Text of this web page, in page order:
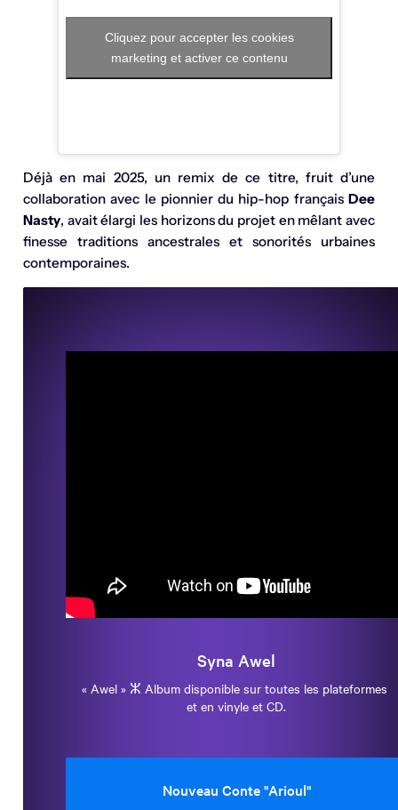
Cliquez pour accepter les cookies
marketing et activer ce contenu
Déjà en mai 2025, un remix de ce titre, fruit d’une
collaboration avec le pionnier du hip-hop françaisDee
Nasty, avait élargi les horizons du projet en mêlant avec
finesse traditions ancestrales et sonorités urbaines
contemporaines.